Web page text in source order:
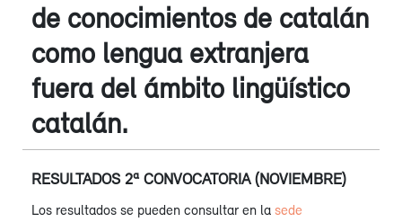
de conocimientos de catalán
como lengua extranjera
fuera del ámbito lingüístico
catalán.
RESULTADOS 2ª CONVOCATORIA (NOVIEMBRE)
Los resultados se pueden consultar en la sede